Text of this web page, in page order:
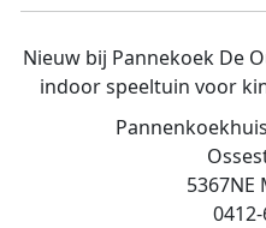
Nieuw bij Pannekoek De
indoor speeltuin voor
5367NE